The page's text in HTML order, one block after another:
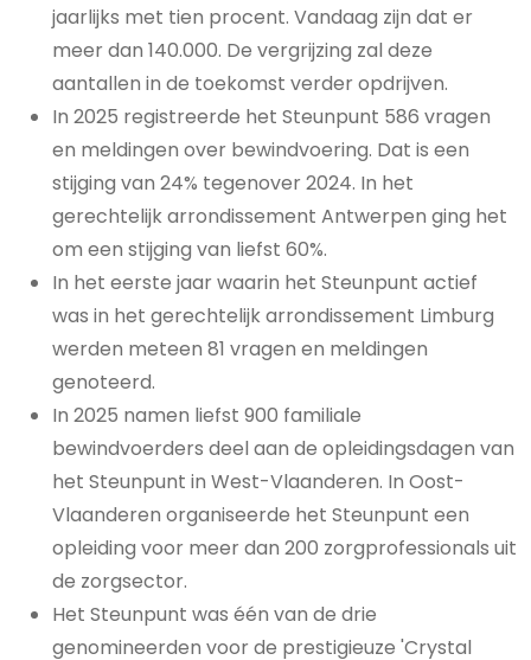
jaarlijks met tien procent. Vandaag zijn dat er
meer dan 140.000. De vergrijzing zal deze
aantallen in de toekomst verder opdrijven.
In 2025 registreerde het Steunpunt 586 vragen
en meldingen over bewindvoering. Dat is een
stijging van 24% tegenover 2024. In het
gerechtelijk arrondissement Antwerpen ging het
om een stijging van liefst 60%.
In het eerste jaar waarin het Steunpunt actief
was in het gerechtelijk arrondissement Limburg
werden meteen 81 vragen en meldingen
genoteerd.
In 2025 namen liefst 900 familiale
bewindvoerders deel aan de opleidingsdagen van
het Steunpunt in West-Vlaanderen. In Oost-
Vlaanderen organiseerde het Steunpunt een
opleiding voor meer dan 200 zorgprofessionals uit
de zorgsector.
Het Steunpunt was één van de drie
genomineerden voor de prestigieuze 'Crystal